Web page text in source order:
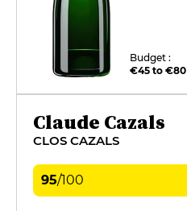
Budget :
€45 to €80
Claude Cazals
CLOS CAZALS
95/100